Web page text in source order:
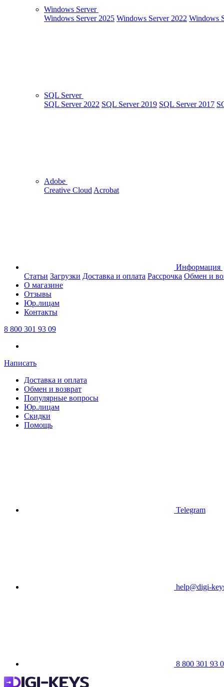
Windows Server
Windows Server 2025 Windows Server 2022 Windows
SQL Server
SQL Server 2022 SQL Server 2019 SQL Server 2017
Adobe
Creative Cloud Acrobat
Информация
Статьи Загрузки Доставка и оплата Рассрочка Обмен и
О магазине
Отзывы
Юр.лицам
Контакты
8 800 301 93 09
Написать
Доставка и оплата
Обмен и возврат
Популярные вопросы
Юр.лицам
Скидки
Помощь
Telegram
help@digi-
8 800 301 93